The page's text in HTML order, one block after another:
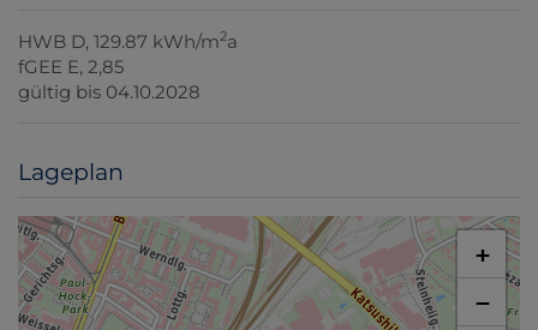
HWB D, 129.87 kWh/m2a
fGEE E, 2,85
gültig bis 04.10.2028
Lageplan
+
−